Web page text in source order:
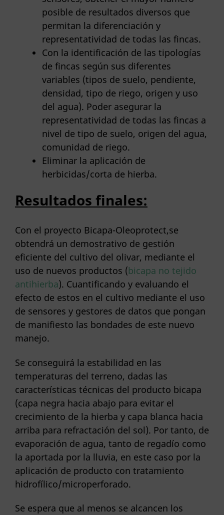
posible de resultados diversos que
permitan la diferenciación y
representatividad de todas las fincas.
Con la identificación de las tipologías
de fincas según sus diferentes
variables (tipos de suelo, pendiente,
densidad, tipo de riego, origen y uso
del agua). Poder asegurar la
representatividad de todas las fincas a
nivel de tipo de suelo, origen del agua,
comunidad de riego.
Eliminar la aplicación de
herbicidas/corta de hierba.
Resultados finales:
Con el proyecto Bicapa-Oleoprotect,se
obtendrá un demostrativo de gestión
eficiente del cultivo del olivar, mediante el
uso de nuevos productos (bicapa no tejido
antihierba). Cuantificando y evaluando el
efecto de estos en el cultivo mediante el uso
de sensores y gestores de datos que pongan
de manifiesto las bondades de este nuevo
manejo.
Se conseguirá la estabilidad en las
temperaturas del terreno, dadas las
características técnicas del producto bicapa
(capa negra hacia abajo para evitar el
crecimiento de la hierba y capa blanca hacia
arriba para refractación del sol). Por tanto, de
evaporación de agua, tanto de regadío como
la aportada por la lluvia, en este caso por la
aplicación de producto con tratamiento
hidrofílico/microperforado.
Se espera que al menos se alcancen los